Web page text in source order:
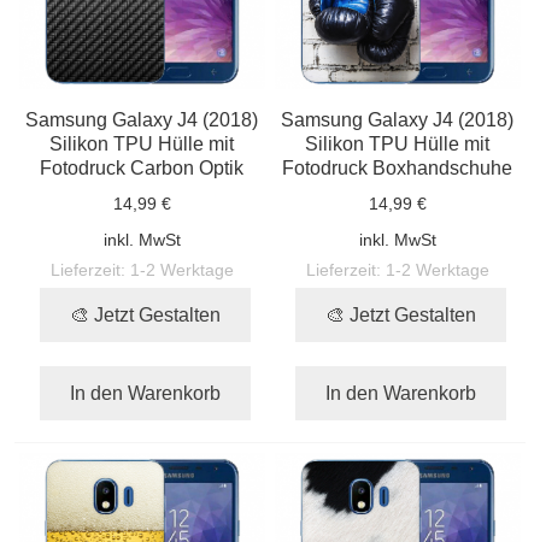
Samsung Galaxy J4 (2018)
Silikon TPU Hülle mit
Fotodruck Carbon Optik
14,99 €
inkl. MwSt
Lieferzeit: 1-2 Werktage
🎨 Jetzt Gestalten
In den Warenkorb
Samsung Galaxy J4 (2018)
Silikon TPU Hülle mit
Fotodruck Boxhandschuhe
14,99 €
inkl. MwSt
Lieferzeit: 1-2 Werktage
🎨 Jetzt Gestalten
In den Warenkorb